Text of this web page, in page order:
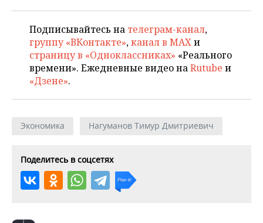
Подписывайтесь на телеграм-канал,
группу «ВКонтакте»,канал в MAXи
страницу в «Одноклассниках» «Реального
времени». Ежедневные видео наRutube и
«Дзене».
Экономика Нагуманов Тимур Дмитриевич
Поделитесь в соцсетях